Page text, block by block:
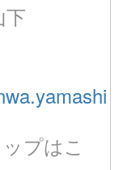
下
プはこ